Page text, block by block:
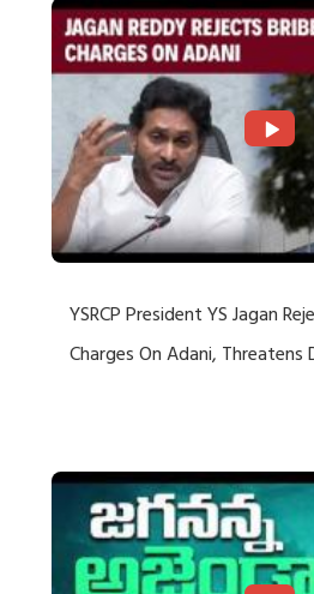
YSRCP President YS Jagan
Charges On Adani,